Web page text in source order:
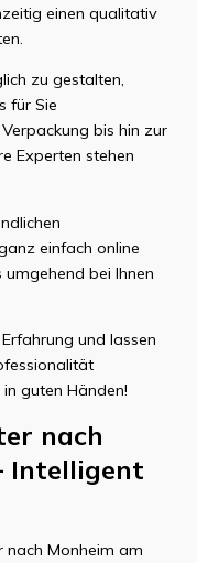
einen qualitativ
zu gestalten,
für Sie
bis hin zur
Experten stehen
einfach online
bei Ihnen
und lassen
guten Händen!
nach
Intelligent
nach Monheim am